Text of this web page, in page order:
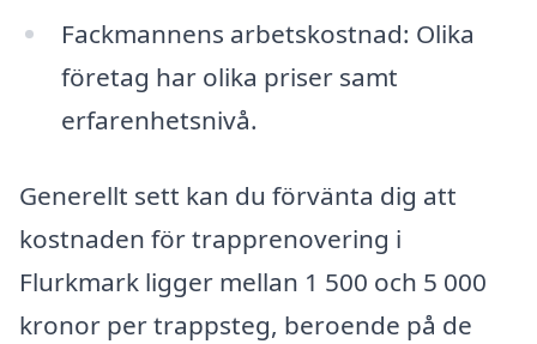
Fackmannens arbetskostnad: Olika
företag har olika priser samt
erfarenhetsnivå.
Generellt sett kan du förvänta dig att
kostnaden för trapprenovering i
Flurkmark ligger mellan 1 500 och 5 000
kronor per trappsteg, beroende på de